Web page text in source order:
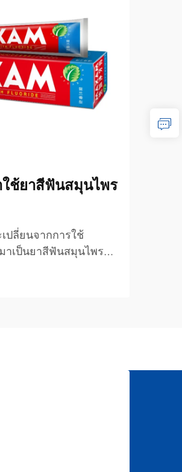
ใช้ยาสีฟันสมุนไพร
ปลี่ยนจากการใช้
เป็นยาสีฟันสมุนไพรใน
อเป็นการตัดสินใจสำคัญ
ช่องปาก ซึ่งไม่เพียงแต่